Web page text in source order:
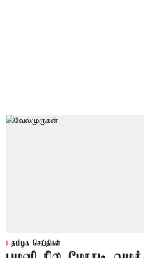
தமிழக செய்திகள்